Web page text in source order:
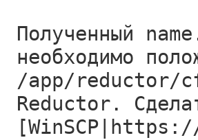
Полученный
необходимо
/app/reductor/
Reductor.